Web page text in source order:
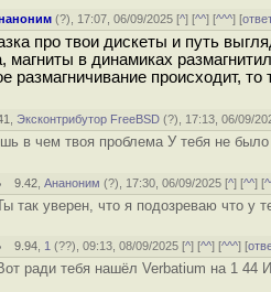
(?), 17:07, 06/09/2025 [^] [^^] [^^^] [
про твои дискеты и путь
магниты в динамиках
размагничивание происходит,
Эксконтрибутор FreeBSD (?), 17:13, 06/09/
в чем твоя проблема У тебя не
9.42 ,Ананоним (?), 17:30, 06/09/2025 [^] [^^] [
так уверен, что я подозреваю что у
9.94 1 (??), 09:13, 08/09/2025 [^] [^^] [^^^] [
ради тебя нашёл Verbatium на 1 44